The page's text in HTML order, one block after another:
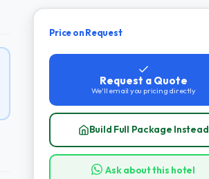
Price on Request
Request a Quote
We'll email you pricing directly
Build Full Package Instead
Ask about this hotel